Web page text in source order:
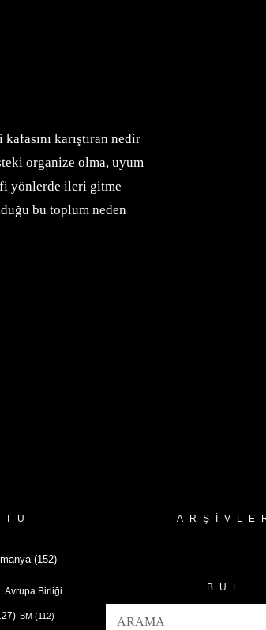
karıştıran nedir
organize olma, uyum
yönlerde ileri gitme
bu toplum neden
(152)
Avrupa Birliği
BM (112)
BUL